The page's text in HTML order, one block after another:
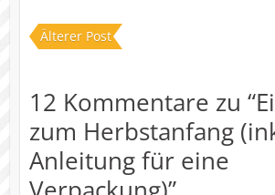
Älterer Post
12 Kommentare zu “
zum Herbstanfang
Anleitung für eine